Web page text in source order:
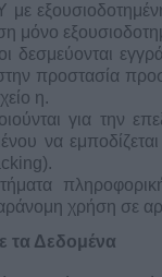
με
μόνο
δεσμεύονται
προστασία
η.
για την
να
χρήση σε
τα Δεδομένα